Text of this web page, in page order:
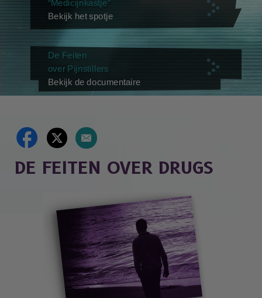
“Medicijnkastje”
Bekijk het spotje
De Feiten
over Pijnstillers
Bekijk de documentaire
DE FEITEN OVER DRUGS